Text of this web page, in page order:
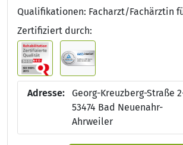
Zertifiziert durch:
Adresse:
Georg-Kreuzberg-Straße
53474 Bad Neuenahr-
Ahrweiler